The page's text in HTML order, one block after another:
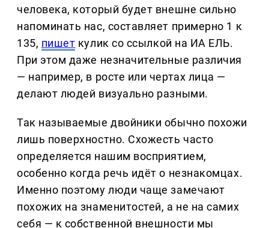
человека, который будет внешне сильно
напоминать нас, составляет примерно 1 к
135, пишет кулик со ссылкой на ИА ЕЛЬ.
При этом даже незначительные различия
— например, в росте или чертах лица —
делают людей визуально разными.
Так называемые двойники обычно похожи
лишь поверхностно. Схожесть часто
определяется нашим восприятием,
особенно когда речь идёт о незнакомцах.
Именно поэтому люди чаще замечают
похожих на знаменитостей, а не на самих
себя — к собственной внешности мы